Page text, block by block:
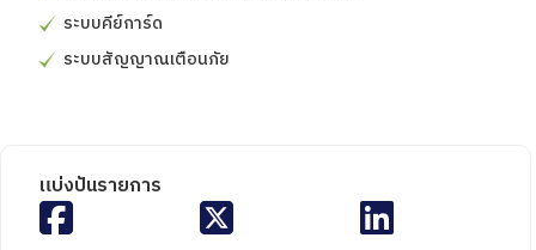
ระบบคีย์การ์ด
ระบบสัญญาณเตือนภัย
แบ่งปันรายการ